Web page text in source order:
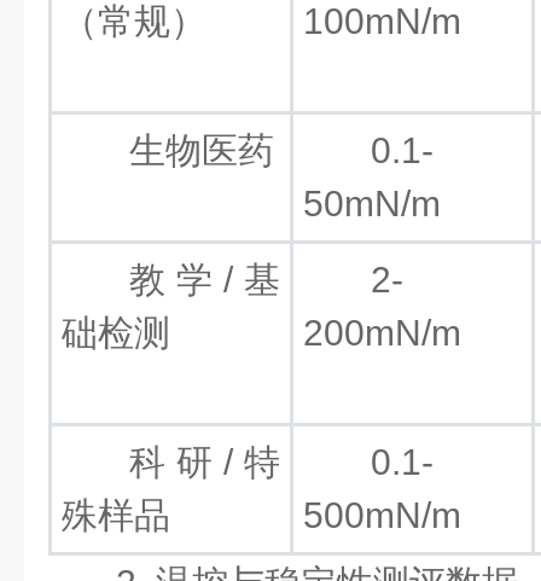
（常规）
100mN/m
生物医药
0.1-
50mN/m
教学/基
础检测
2-
200mN/m
科研/特
殊样品
0.1-
500mN/m